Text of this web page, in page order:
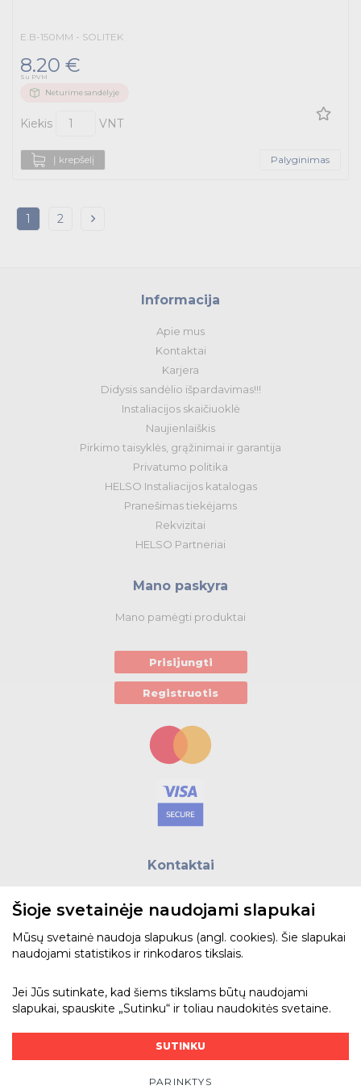
E.B-150MM - SOLITEK
8.20 €
Su PVM
Neturime sandėlyje
Kiekis VNT
Į krepšelį Palyginimas
1 2
Informacija
Apie mus
Kontaktai
Karjera
Didysis sandėlio išpardavimas!!!
Instaliacijos skaičiuoklė
Naujienlaiškis
Pirkimo taisyklės, grąžinimai ir garantija
Privatumo politika
HELSO Instaliacijos katalogas
Pranešimas tiekėjams
Rekvizitai
HELSO Partneriai
Mano paskyra
Mano pamėgti produktai
Prisijungti
Registruotis
Kontaktai
Telefonas:+370 5 215 0070
Adresas: Vilkpėdės g. 4, LT-03151, Vilnius
Bendraukime
Šioje svetainėje naudojami slapukai
Mūsų svetainė naudoja slapukus (angl. cookies). Šie slapukai
naudojami statistikos ir rinkodaros tikslais.
Jei Jūs sutinkate, kad šiems tikslams būtų naudojami
slapukai, spauskite „Sutinku“ ir toliau naudokitės svetaine.
SUTINKU
PARINKTYS